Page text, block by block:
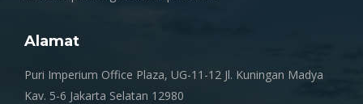
Alamat
Puri Imperium Office Plaza, UG-11-12 Jl. Kuningan Madya
Kav. 5-6 Jakarta Selatan 12980